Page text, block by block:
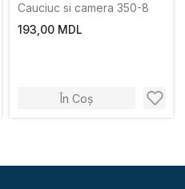
Cauciuc si camera 350-8
193,00 MDL
În Coș